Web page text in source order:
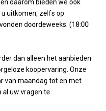
daarom bieden we ook
uitkomen, zelfs op
doordeweeks. (18:00
dan alleen het aanbieden
koopervaring. Onze
van maandag tot en met
al uw vragen te